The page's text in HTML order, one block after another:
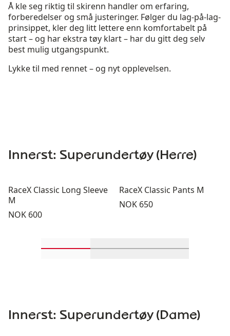
Å kle seg riktig til skirenn handler om erfaring,
forberedelser og små justeringer. Følger du lag-på-lag-
prinsippet, kler deg litt lettere enn komfortabelt på
start – og har ekstra tøy klart – har du gitt deg selv
best mulig utgangspunkt.
Lykke til med rennet – og nyt opplevelsen.
Innerst: Superundertøy (Herre)
RaceX Classic Long Sleeve
M
Pris:
NOK 600
RaceX Classic Pants M
Pris:
NOK 650
Innerst: Superundertøy (Dame)